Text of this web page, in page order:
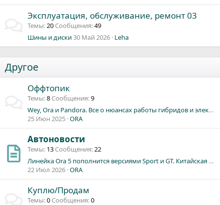
Эксплуатация, обслуживание, ремонт 03
Темы 20 Сообщения 49
Шины и диски30 Май 2026 Leha
Другое
Оффтопик
Темы 8 Сообщения 9
Wey, Ora и Pandora. Все о нюансах работы гибридов и электрокаров в России
25 Июн 2025 ORA
Автоновости
Темы 13 Сообщения 22
Линейка Ora 5 пополнится версиями Sport и GT. Китайская марка раскрыла дизайн новинок
22 Июл 2026 ORA
Куплю/Продам
Темы 0 Сообщения 0